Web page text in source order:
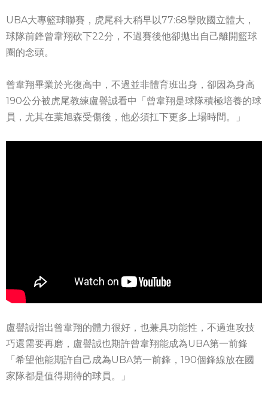
UBA大專籃球聯賽，虎尾科大稍早以77:68擊敗國立體大，
球隊前鋒曾韋翔砍下22分，不過賽後他卻拋出自己離開籃球
圈的念頭。
曾韋翔畢業於光復高中，不過並非體育班出身，卻因為身高
190公分被虎尾教練盧譽誠看中「曾韋翔是球隊積極培養的球
員，尤其在葉旭森受傷後，他必須扛下更多上場時間。」
盧譽誠指出曾韋翔的體力很好，也兼具功能性，不過進攻技
巧還需要再磨，盧譽誠也期許曾韋翔能成為UBA第一前鋒
「希望他能期許自己成為UBA第一前鋒，190個鋒線放在國
家隊都是值得期待的球員。」